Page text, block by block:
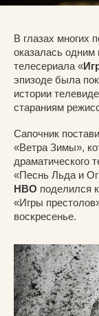
В глазах многих
оказалась одним
телесериала «
эпизоде была
истории
стараниям
Сапочник
«Ветра Зимы»,
драматического
«Песнь Льда и
HBO поделился
«Игры
воскресенье.